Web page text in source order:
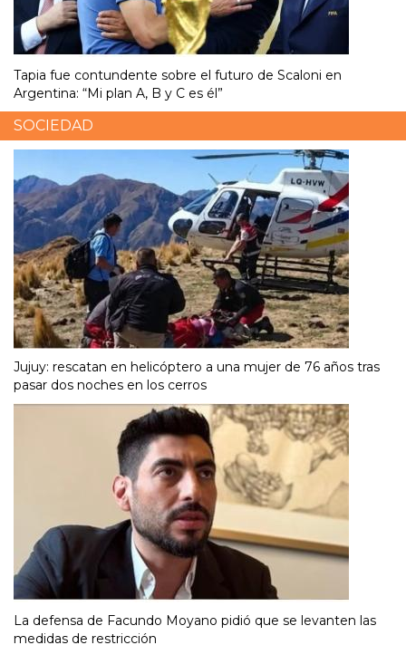
Tapia fue contundente sobre el futuro de Scaloni en
Argentina: “Mi plan A, B y C es él”
SOCIEDAD
Jujuy: rescatan en helicóptero a una mujer de 76 años tras
pasar dos noches en los cerros
La defensa de Facundo Moyano pidió que se levanten las
medidas de restricción